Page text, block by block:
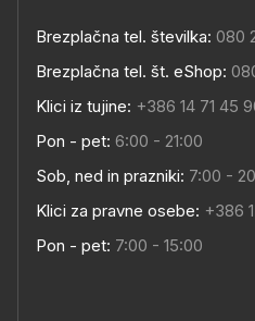
Brezplačna tel. številka: 080
Brezplačna tel. št. eShop:
Klici iz tujine: +386 14 71 45
Pon - pet: 6:00 - 21:00
Sob, ned in prazniki: 7:00 -
Klici za pravne osebe: +386
Pon - pet: 7:00 - 15:00